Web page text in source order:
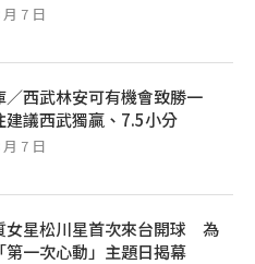
7 日
／西武林安可有機會致勝一
議西武獨贏、7.5小分
7 日
女星松川星首次來台開球 為
第一次心動」主題日揭幕